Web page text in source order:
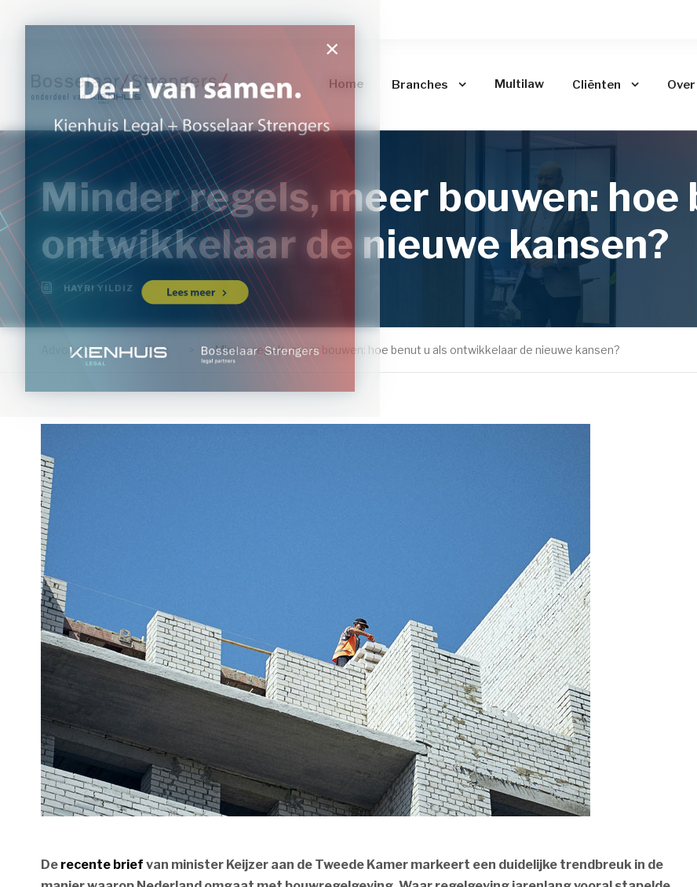
Home Branches Multilaw Cliënten
Minder regels, meer bouwen: hoe
ontwikkelaar de nieuwe kansen?
HAYRI YILDIZ
Advocaten > Blog Minder regels, meer bouwen: hoe benut u als ontwikkelaar de nieuwe kansen?
De recente brief van minister Keijzer aan de Tweede Kamer markeert een duidelijke trendbreuk in de